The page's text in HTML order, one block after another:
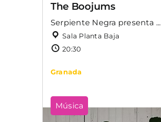
The Boojums
Serpiente Negra presenta ...
Sala Planta Baja
20:30
Granada
Música